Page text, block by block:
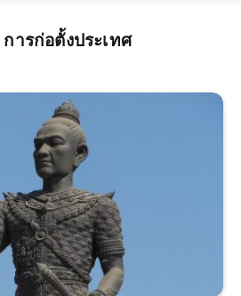
การก่อตั้งประเทศ